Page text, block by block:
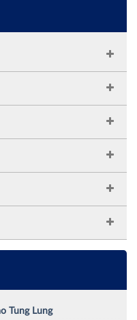
Tung Lung